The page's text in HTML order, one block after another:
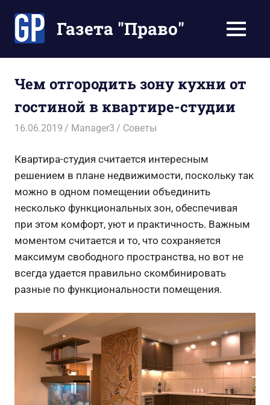
содержимомуГазета "Право"
Ваше
время
МЕНЮ
Чем отгородить зону кухни от
гостиной в квартире-студии
16.06.2019 Manager3 Советы
Квартира-студия считается интересным
решением в плане недвижимости, поскольку так
можно в одном помещении объединить
несколько функциональных зон, обеспечивая
при этом комфорт, уют и практичность. Важным
моментом считается и то, что сохраняется
максимум свободного пространства, но вот не
всегда удается правильно скомбинировать
разные по функциональности помещения.